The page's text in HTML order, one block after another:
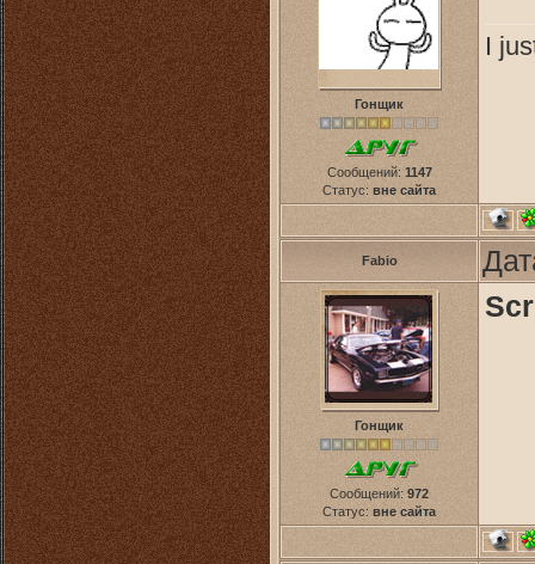
Гонщик
Сообщений: 1147
Статус: вне сайта
I
Fabio
Гонщик
Сообщений: 972
Статус: вне сайта